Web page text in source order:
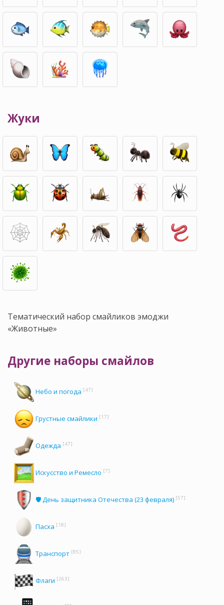
Жуки
Тематический набор смайликов эмоджи
«Животные»
Другие наборы смайлов
Небо и погода [47]
Грустные смайлики [17]
Одежда [47]
Искусство и Ремесло [7]
🛡️ День защитника Отечества (23 февраля) [57]
Пасха [18]
Транспорт [85]
Флаги [263]